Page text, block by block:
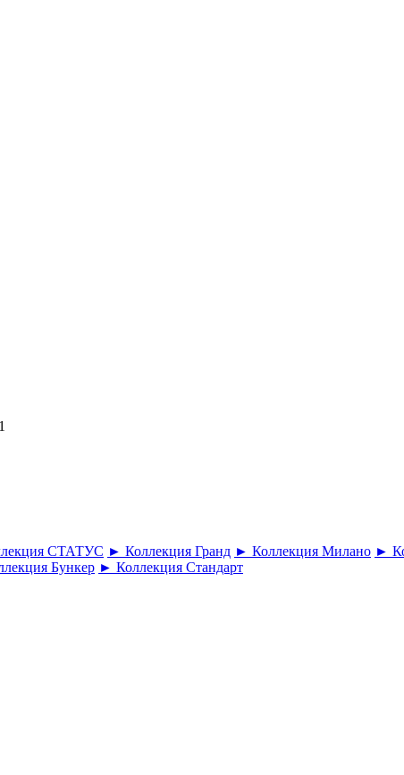
СТАТУС ► Коллекция Гранд ► Коллекция Милано ►
Бункер ► Коллекция Стандарт